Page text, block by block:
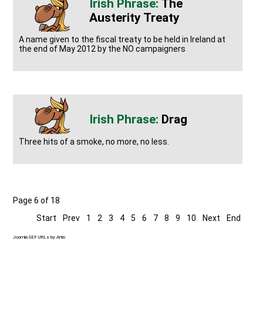
The
Austerity Treaty
A name given to the fiscal treaty to be held in Ireland at
the end of May 2012 by the NO campaigners
Drag
Three hits of a smoke, no more, no less.
Page 6 of 18
Start
Prev 1 2 3 4 5 6 7 8 9 10 Next End
Joomla SEF URLs by Artio